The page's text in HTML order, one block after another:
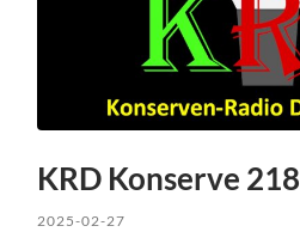
KRD Konserve 218
2025-02-27